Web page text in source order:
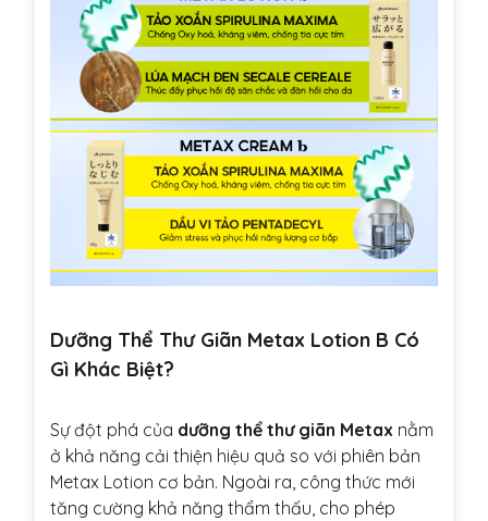
Dưỡng Thể Thư Giãn Metax Lotion B Có
Gì Khác Biệt?
Sự đột phá của dưỡng thể thư giãn Metax nằm
ở khả năng cải thiện hiệu quả so với phiên bản
Metax Lotion cơ bản. Ngoài ra, công thức mới
tăng cường khả năng thẩm thấu, cho phép